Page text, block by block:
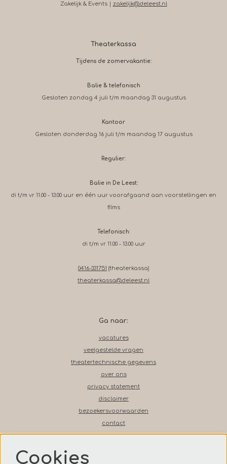
Zakelijk & Events | zakelijk@deleest.nl
Theaterkassa
Tijdens de zomervakantie:
Balie & telefonisch
Gesloten zondag 4 juli t/m maandag 31 augustus
Kantoor
Gesloten donderdag 16 juli t/m maandag 17 augustus
Regulier:
Balie in De Leest:
di t/m vr 11.00 - 13.00 uur en één uur voorafgaand aan voorstellingen en
films
Telefonisch:
di t/m vr 11.00 - 13.00 uur
0416-331751 (theaterkassa)
theaterkassa@deleest.nl
Ga naar:
vacatures
veelgestelde vragen
theatertechnische gegevens
over ons
privacy statement
disclaimer
bezoekersvoorwaarden
contact
Cookies